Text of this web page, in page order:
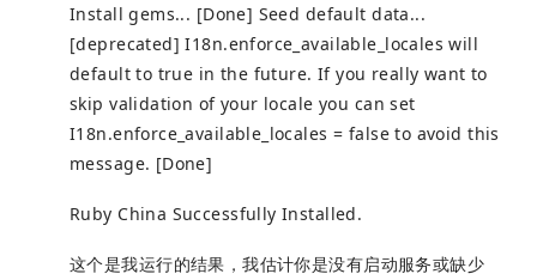
Install gems... [Done] Seed default data...
[deprecated] I18n.enforce_available_locales will
default to true in the future. If you really want to
skip validation of your locale you can set
I18n.enforce_available_locales = false to avoid this
message. [Done]
Ruby China Successfully Installed.
这个是我运行的结果，我估计你是没有启动服务或缺少